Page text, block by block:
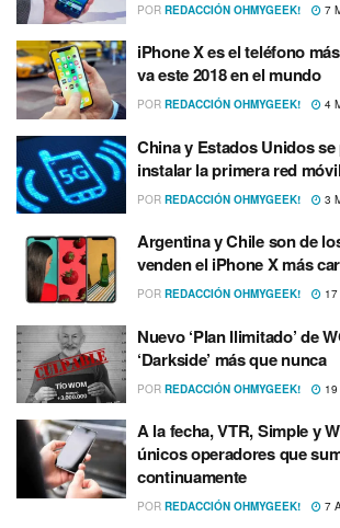
POR REDACCIÓN OHMYGEEK! 7
iPhone X es el teléfono
va este 2018 en el mundo
POR REDACCIÓN OHMYGEEK! 4
China y Estados Unidos
instalar la primera red
POR REDACCIÓN OHMYGEEK! 3
Argentina y Chile son de
venden el iPhone X más
POR REDACCIÓN OHMYGEEK!
Nuevo ‘Plan Ilimitado’ de
‘Darkside’ más que nunca
POR REDACCIÓN OHMYGEEK!
A la fecha, VTR, Simple y
únicos operadores que
continuamente
POR REDACCIÓN OHMYGEEK! 7